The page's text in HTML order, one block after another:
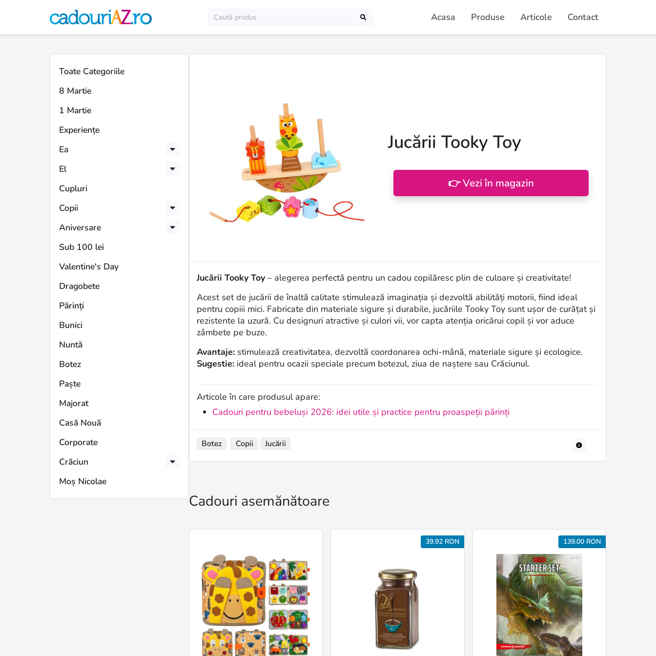
Acasa Produse Articole Contact
Toate Categoriile
8 Martie
1 Martie
Experiențe
Ea
El
Cupluri
Copii
Aniversare
Sub 100 lei
Valentine's Day
Dragobete
Părinți
Bunici
Nuntă
Botez
Paște
Majorat
Casă Nouă
Corporate
Crăciun
Moș Nicolae
Jucării Tooky Toy
👉 Vezi în magazin
Jucării Tooky Toy – alegerea perfectă pentru un cadou copilăresc plin de culoare și creativitate!
Acest set de jucării de înaltă calitate stimulează imaginația și dezvoltă abilități motorii, fiind ideal
pentru copiii mici. Fabricate din materiale sigure și durabile, jucăriile Tooky Toy sunt ușor de curățat și
rezistente la uzură. Cu designuri atractive și culori vii, vor capta atenția oricărui copil și vor aduce
zâmbete pe buze.
Avantaje: stimulează creativitatea, dezvoltă coordonarea ochi-mână, materiale sigure și ecologice.
Sugestie: ideal pentru ocazii speciale precum botezul, ziua de naștere sau Crăciunul.
Articole în care produsul apare:
Cadouri pentru bebeluși 2026: idei utile și practice pentru proaspeții părinți
Botez Copii Jucării
Cadouri asemănătoare
39.92 RON 139.00 RON